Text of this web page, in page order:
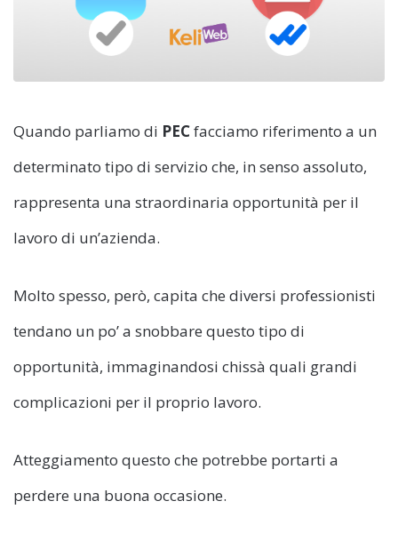
Quando parliamo di PECfacciamo riferimento a un
determinato tipo di servizio che, in senso assoluto,
rappresenta una straordinaria opportunità per il
lavoro di un’azienda.
Molto spesso, però, capita che diversi professionisti
tendano un po’ a snobbare questo tipo di
opportunità, immaginandosi chissà quali grandi
complicazioni per il proprio lavoro.
Atteggiamento questo che potrebbe portarti a
perdere una buona occasione.